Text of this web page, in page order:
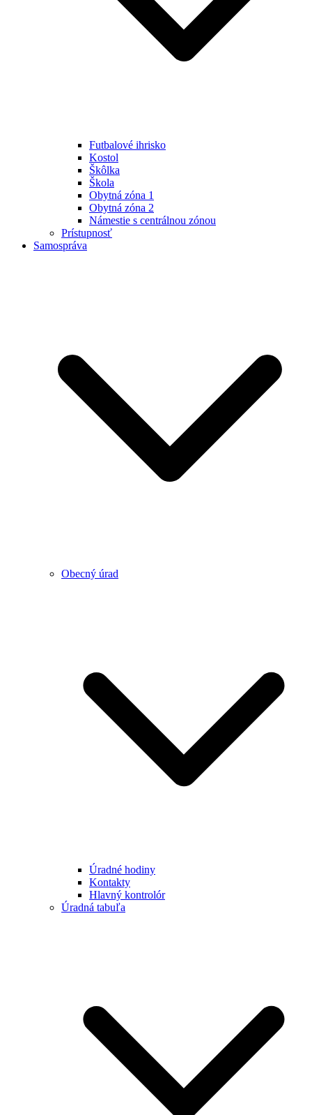
Futbalové ihrisko
Kostol
Škôlka
Škola
Obytná zóna 1
Obytná zóna 2
Námestie s centrálnou zónou
Prístupnosť
Samospráva
Obecný úrad
Úradné hodiny
Kontakty
Hlavný kontrolór
Úradná tabuľa